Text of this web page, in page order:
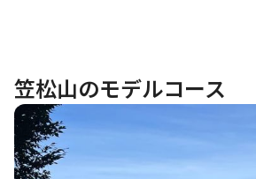
笠松山のモデルコース